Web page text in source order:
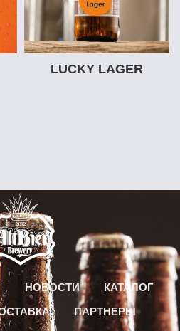
LUCKY LAGER
НОВОСТИ
КАТАЛОГ
ПАРТНЕРЫ